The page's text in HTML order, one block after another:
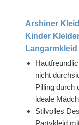
Arshiner
Kinder
nicht
Pilling durch
ideale
Stilvolles